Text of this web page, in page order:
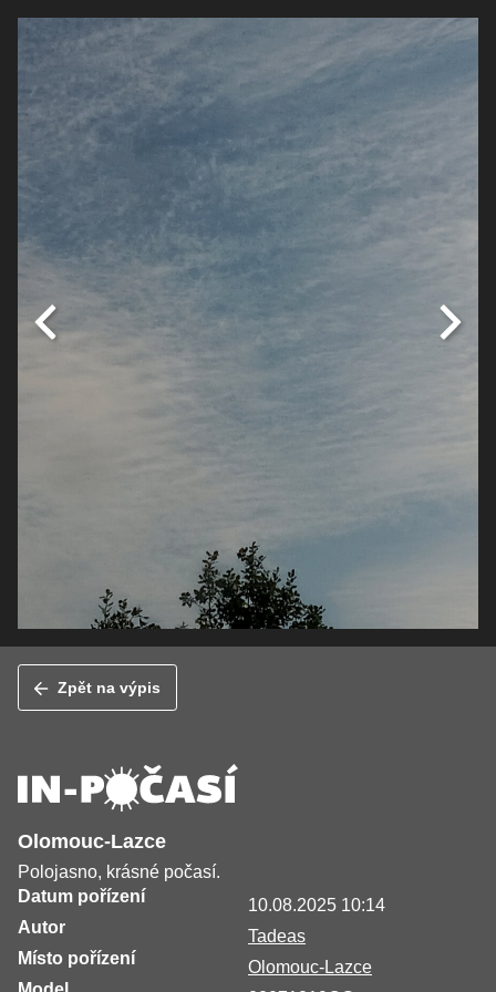
Zpět na výpis
Olomouc-Lazce
Polojasno, krásné počasí.
Datum pořízení
10.08.2025 10:14
Autor
Tadeas
Místo pořízení
Olomouc-Lazce